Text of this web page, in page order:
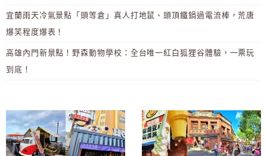
宜蘭雨天冷氣景點「頭等倉」真人打地鼠、頭頂鐵鍋過電流棒，荒唐
爆笑程度爆表！
高雄內門新景點！野森動物學校：全台唯一紅白狐狸谷體驗，一票玩
到底！